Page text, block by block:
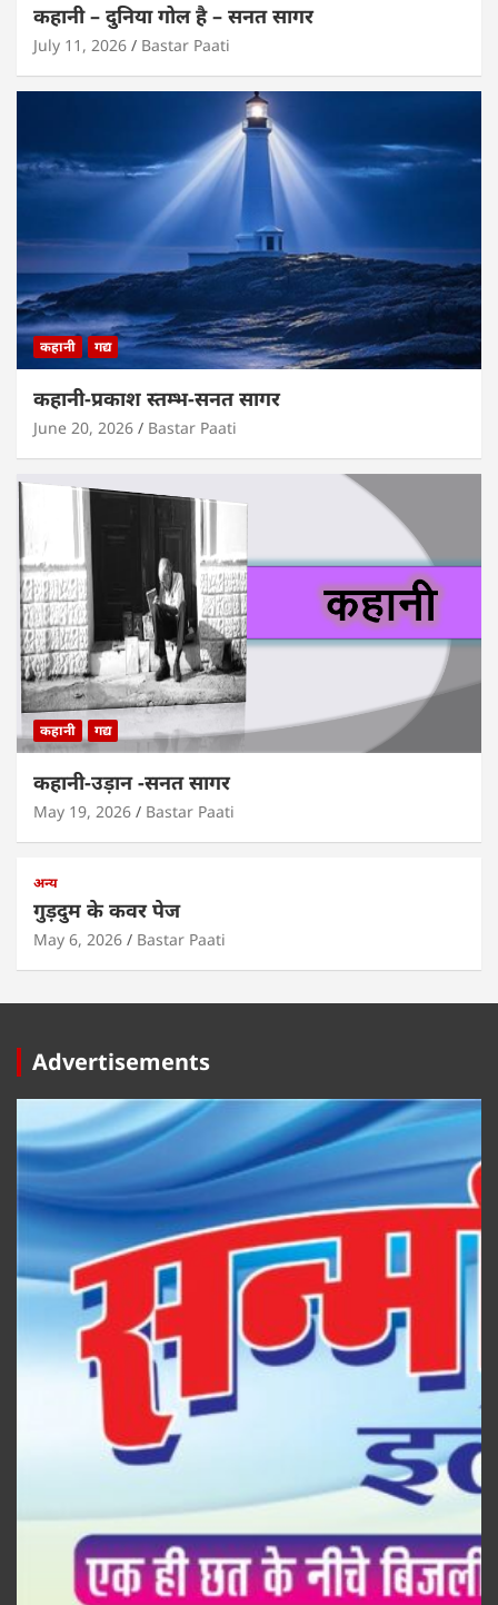
कहानी – दुनिया गोल है – सनत सागर
July 11, 2026 Bastar Paati
कहानी गद्य
कहानी-प्रकाश स्तम्भ-सनत सागर
June 20, 2026 Bastar Paati
कहानी गद्य
कहानी-उड़ान -सनत सागर
May 19, 2026 Bastar Paati
अन्य
गुड़दुम के कवर पेज
May 6, 2026 Bastar Paati
Advertisements